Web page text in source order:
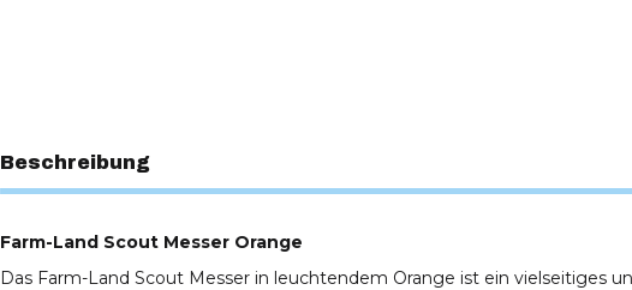
Beschreibung
Farm-Land Scout Messer Orange
Das Farm-Land Scout Messer in leuchtendem Orange ist ein vielseitiges